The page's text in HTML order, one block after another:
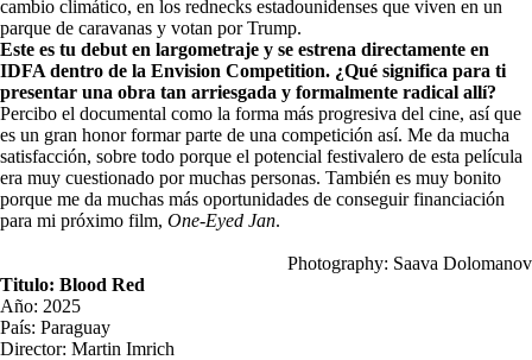
cambio climático, en los rednecks estadounidenses que viven en un
parque de caravanas y votan por Trump.
Este es tu debut en largometraje y se estrena directamente en
IDFA dentro de la Envision Competition. ¿Qué significa para ti
presentar una obra tan arriesgada y formalmente radical allí?
Percibo el documental como la forma más progresiva del cine, así que
es un gran honor formar parte de una competición así. Me da mucha
satisfacción, sobre todo porque el potencial festivalero de esta película
era muy cuestionado por muchas personas. También es muy bonito
porque me da muchas más oportunidades de conseguir financiación
para mi próximo film, One-Eyed Jan.
Photography: Saava Dolomanov
Titulo: Blood Red
Año: 2025
País: Paraguay
Director: Martin Imrich